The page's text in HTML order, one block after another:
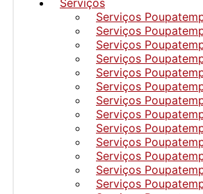
Serviços
Serviços
Serviços
Serviços
Serviços
Serviços
Serviços
Serviços
Serviços
Serviços
Serviços
Serviços
Serviços